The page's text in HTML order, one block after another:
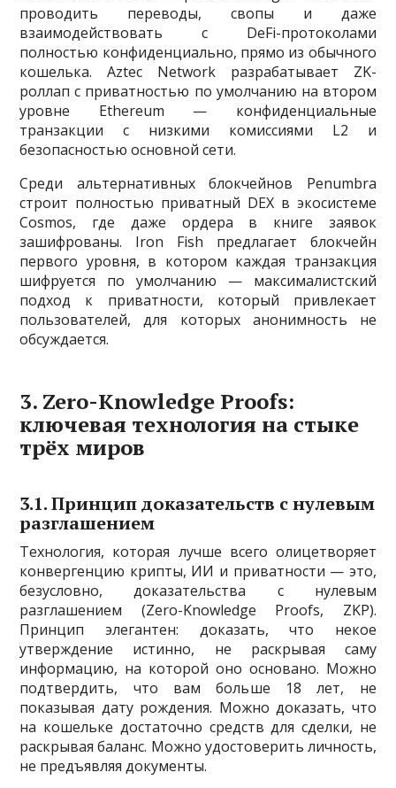
проводить переводы, свопы и даже
взаимодействовать с DeFi-протоколами
полностью конфиденциально, прямо из обычного
кошелька. Aztec Network разрабатывает ZK-
роллап с приватностью по умолчанию на втором
уровне Ethereum — конфиденциальные
транзакции с низкими комиссиями L2 и
безопасностью основной сети.
Среди альтернативных блокчейнов Penumbra
строит полностью приватный DEX в экосистеме
Cosmos, где даже ордера в книге заявок
зашифрованы. Iron Fish предлагает блокчейн
первого уровня, в котором каждая транзакция
шифруется по умолчанию — максималистский
подход к приватности, который привлекает
пользователей, для которых анонимность не
обсуждается.
3. Zero-Knowledge Proofs:
ключевая технология на стыке
трёх миров
3.1. Принцип доказательств с нулевым
разглашением
Технология, которая лучше всего олицетворяет
конвергенцию крипты, ИИ и приватности — это,
безусловно, доказательства с нулевым
разглашением (Zero-Knowledge Proofs, ZKP).
Принцип элегантен: доказать, что некое
утверждение истинно, не раскрывая саму
информацию, на которой оно основано. Можно
подтвердить, что вам больше 18 лет, не
показывая дату рождения. Можно доказать, что
на кошельке достаточно средств для сделки, не
раскрывая баланс. Можно удостоверить личность,
не предъявляя документы.